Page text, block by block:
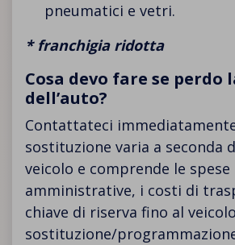
pneumatici e vetri.
* franchigia ridotta
Cosa devo fare se perdo
dell’auto?
Contattateci
sostituzione varia a seconda
veicolo e comprende le spese
amministrative, i costi di
chiave di riserva fino al
sostituzione/